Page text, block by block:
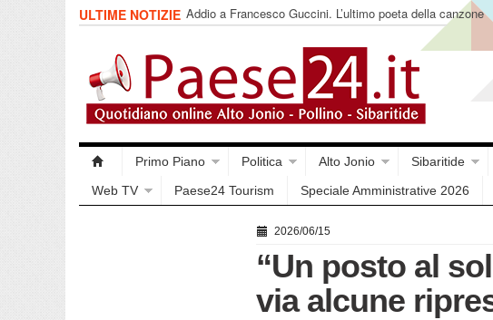
ULTIME NOTIZIE Addio a Francesco Guccini. L’ultimo poeta della canzone
impegnata
Primo Piano Politica Alto Jonio Sibaritide
Web TV
Paese24 Tourism Speciale Amministrative 2026
2026/06/15
“Un posto al
via alcune